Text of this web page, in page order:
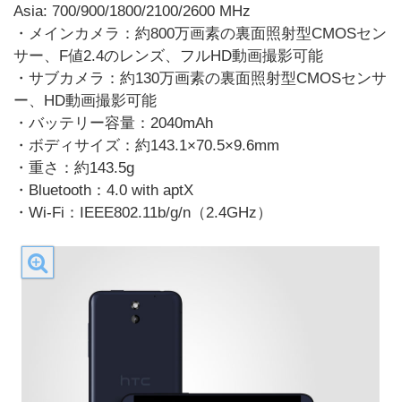
Asia: 700/900/1800/2100/2600 MHz
・メインカメラ：約800万画素の裏面照射型CMOSセン
サー、F値2.4のレンズ、フルHD動画撮影可能
・サブカメラ：約130万画素の裏面照射型CMOSセンサ
ー、HD動画撮影可能
・バッテリー容量：2040mAh
・ボディサイズ：約143.1×70.5×9.6mm
・重さ：約143.5g
・Bluetooth：4.0 with aptX
・Wi-Fi：IEEE802.11b/g/n（2.4GHz）